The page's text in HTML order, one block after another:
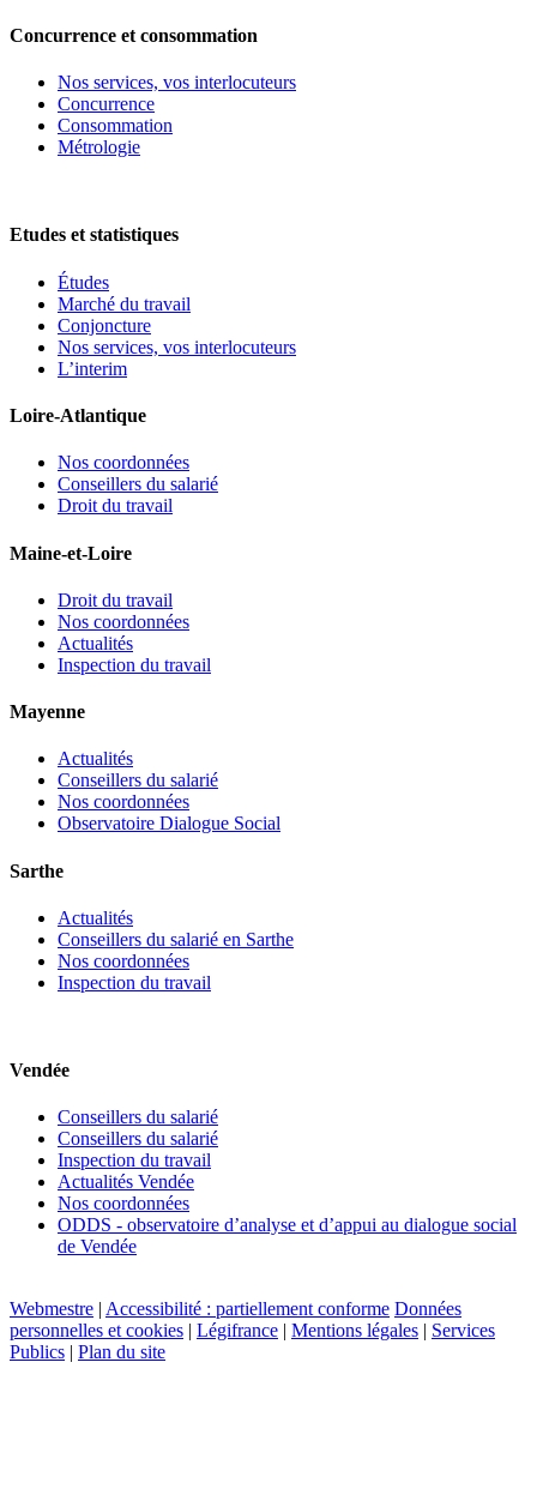
Concurrence et consommation
Nos services, vos interlocuteurs
Concurrence
Consommation
Métrologie
Etudes et statistiques
Études
Marché du travail
Conjoncture
Nos services, vos interlocuteurs
L’interim
Loire-Atlantique
Nos coordonnées
Conseillers du salarié
Droit du travail
Maine-et-Loire
Droit du travail
Nos coordonnées
Actualités
Inspection du travail
Mayenne
Actualités
Conseillers du salarié
Nos coordonnées
Observatoire Dialogue Social
Sarthe
Actualités
Conseillers du salarié en Sarthe
Nos coordonnées
Inspection du travail
Vendée
Conseillers du salarié
Conseillers du salarié
Inspection du travail
Actualités Vendée
Nos coordonnées
ODDS - observatoire d’analyse et d’appui au dialogue social
de Vendée
Webmestre | Accessibilité : partiellement conforme Données
personnelles et cookies | Légifrance | Mentions légales | Services
Publics | Plan du site